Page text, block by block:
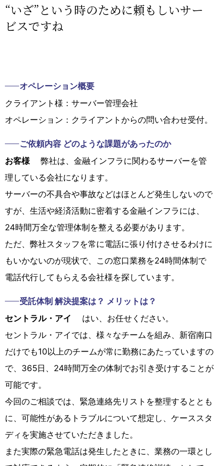
“いざ”という時のために頼もしいサー
ビスですね
オペレーション概要
クライアント様：サーバー管理会社
オペレーション：クライアントからの問い合わせ受付。
ご依頼内容 どのような課題があったのか
お客様
弊社は、金融インフラに関わるサーバーを管
理している会社になります。
サーバーの不具合や事故などはほとんど発生しないので
すが、生活や経済活動に密着する金融インフラには、
24時間万全な管理体制を整える必要があります。
ただ、弊社スタッフを常に電話に張り付けさせるわけに
もいかないのが現状で、この窓口業務を24時間体制で
電話代行してもらえる会社様を探しています。
受託体制 解決提案は？ メリットは？
セントラル・アイ
はい、お任せください。
セントラル・アイでは、様々なチームを組み、新宿南口
だけでも10以上のチームが常に勤務にあたっていますの
で、365日、24時間万全の体制でお引き受けすることが
可能です。
今回のご相談では、緊急連絡先リストを整理するととも
に、可能性があるトラブルについて想定し、ケーススタ
ディを実施させていただきました。
また実際の緊急電話は発生したときに、業務の一環とし